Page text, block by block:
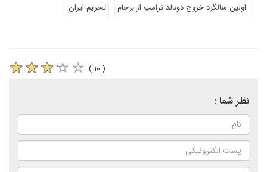
اولین سالگرد خروج دونالد ترامپ از برجام
تحریم ایران
( ۱۰ )
نظر شما :